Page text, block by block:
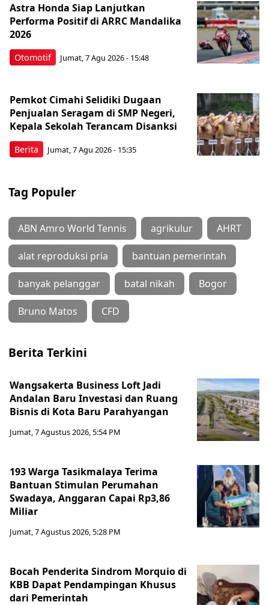
Otomotif
Astra Honda Siap Lanjutkan
Performa Positif di ARRC Mandalika
2026
Jumat, 7 Agu 2026 - 15:48
Berita
Pemkot Cimahi Selidiki Dugaan
Penjualan Seragam di SMP Negeri,
Kepala Sekolah Terancam Disanksi
Jumat, 7 Agu 2026 - 15:35
Tag Populer
ABN Amro World Tennis agrikulur AHRT
alat reproduksi pria bantuan pemerintah
banyak pelanggar batal nikah Bogor
Bruno Matos CFD
Berita Terkini
Wangsakerta Business Loft Jadi
Andalan Baru Investasi dan Ruang
Bisnis di Kota Baru Parahyangan
Jumat, 7 Agustus 2026, 5:54 PM
193 Warga Tasikmalaya Terima
Bantuan Stimulan Perumahan
Swadaya, Anggaran Capai Rp3,86
Miliar
Jumat, 7 Agustus 2026, 5:28 PM
Bocah Penderita Sindrom Morquio di
KBB Dapat Pendampingan Khusus
dari Pemerintah